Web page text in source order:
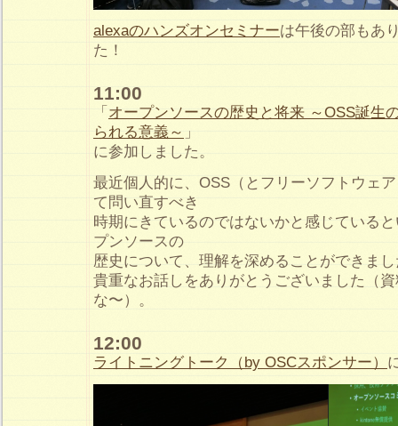
alexaのハンズオンセミナーは午後の部もあ
た！
11:00
「 オープンソースの歴史と将来 ～OSS誕生
られる意義～ 」
に参加しました。
最近個人的に、OSS（とフリーソフトウェ
て問い直すべき
時期にきているのではないかと感じている
プンソースの
歴史について、理解を深めることができま
貴重なお話しをありがとうございました（
な〜）。
12:00
ライトニングトーク（by OSCスポンサー）